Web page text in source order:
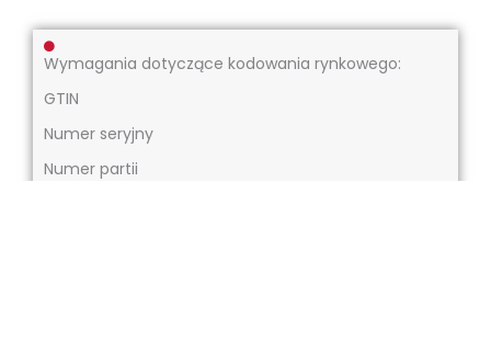
Wymagania dotyczące kodowania rynkowego:
GTIN
Numer seryjny
Numer partii